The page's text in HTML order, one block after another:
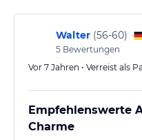
Walter (56-60)
5 Bewertungen
Vor 7 Jahren • Verreist als
Empfehlenswerte
Charme